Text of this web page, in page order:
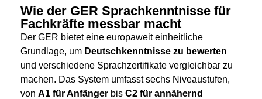
Wie der GER Sprachkenntnisse für
Fachkräfte messbar macht
Der GER bietet eine europaweit einheitliche
Grundlage, um Deutschkenntnisse zu bewerten
und verschiedene Sprachzertifikate vergleichbar zu
machen. Das System umfasst sechs Niveaustufen,
von A1 für Anfänger bis C2 für annähernd